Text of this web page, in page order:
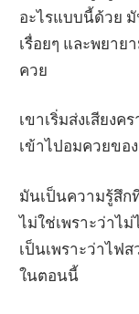
อะไรแบบนี้ด้วย
เรื่อยๆ และพยา
ควย
เขาเริ่มส่งเสียง
เข้าไปอมควยขอ
มันเป็นความรู้สึ
ไม่ใช่เพราะว่าไ
เป็นเพราะว่าไฟ
ในตอนนี้